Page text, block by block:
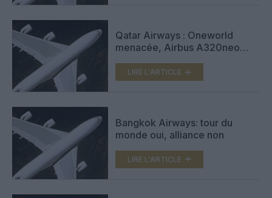
Qatar Airways : Oneworld
menacée, Airbus A320neo
LIRE L'ARTICLE
Bangkok Airways: tour du
monde oui, alliance non
LIRE L'ARTICLE